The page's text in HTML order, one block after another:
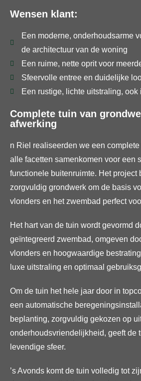
Wensen klant:
Een moderne, onderhoudsarme
de architectuur van de woning
Een ruime, nette oprit voor
Sfeervolle entree en duidelijke
Een rustige, lichte uitstraling, ook
Complete tuin van
afwerking
n Riel realiseerden we een
alle facetten samenkomen voor een
functionele buitenruimte. Het project
zorgvuldig grondwerk om de basis
vlonders en het zwembad perfect
Het hart van de tuin wordt gevormd
geïntegreerd zwembad, omgeven
vlonders en hoogwaardige
luxe uitstraling en optimaal
Om de tuin het hele jaar door in
een automatische
beplanting, zorgvuldig gekozen op
onderhoudsvriendelijkheid, geeft de
levendige sfeer.
’s Avonds komt de tuin volledig tot